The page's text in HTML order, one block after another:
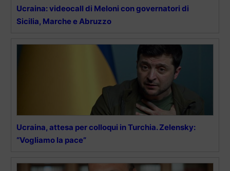
Ucraina: videocall di Meloni con governatori di
Sicilia, Marche e Abruzzo
Ucraina, attesa per colloqui in Turchia. Zelensky:
“Vogliamo la pace”